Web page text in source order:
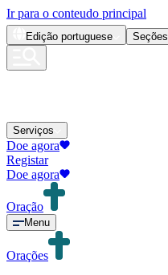
Ir para o conteudo principal
Edição portuguese Seções
Serviços
Doe agora
Registar
Doe agora
Oração
Menu
Orações